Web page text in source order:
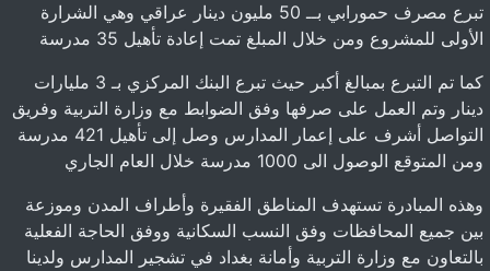
تبرع مصرف حمورابي بــ 50 مليون دينار عراقي وهي الشرارة
الأولى للمشروع ومن خلال المبلغ تمت إعادة تأهيل 35 مدرسة
كما تم التبرع بمبالغ أكبر حيث تبرع البنك المركزي بـ 3 مليارات
دينار وتم العمل على صرفها وفق الضوابط مع وزارة التربية وفريق
التواصل أشرف على إعمار المدارس وصل إلى تأهيل 421 مدرسة
ومن المتوقع الوصول الى 1000 مدرسة خلال العام الجاري
وهذه المبادرة تستهدف المناطق الفقيرة وأطراف المدن وموزعة
بين جميع المحافظات وفق النسب السكانية ووفق الحاجة الفعلية
بالتعاون مع وزارة التربية وأمانة بغداد في تشجير المدارس ولدينا